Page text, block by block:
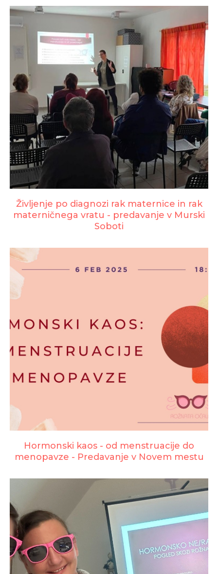
Življenje po diagnozi rak maternice in rak
materničnega vratu - predavanje v Murski
Soboti
Hormonski kaos - od menstruacije do
menopavze - Predavanje v Novem mestu